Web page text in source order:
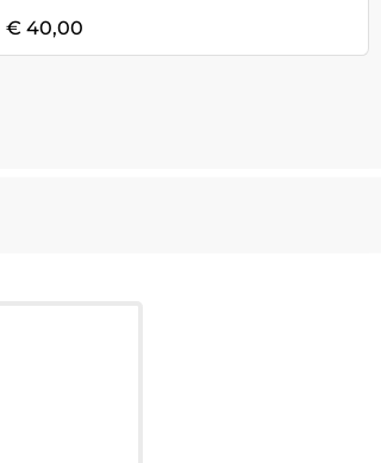
€ 40,00